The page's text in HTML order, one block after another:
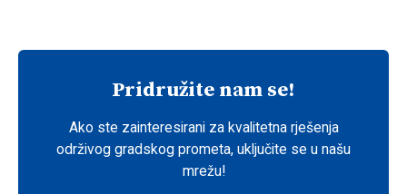
Pridružite nam se!
Ako ste zainteresirani za kvalitetna rješenja
održivog gradskog prometa, uključite se u našu
mrežu!